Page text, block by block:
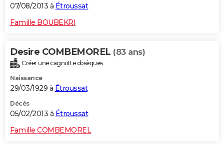
07/08/2013 à Étroussat
Famille BOUBEKRI
Desire COMBEMOREL (83 ans)
Créer une cagnotte obsèques
Naissance
29/03/1929 à Étroussat
Décès
05/02/2013 à Étroussat
Famille COMBEMOREL